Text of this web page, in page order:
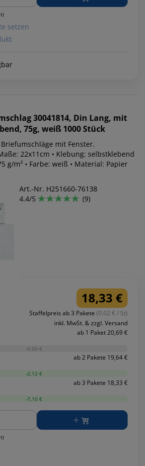
setzen
30041814, Din Lang, mit
75g, weiß 1000 Stück
mit Fenster.
22x11cm • Klebung: selbstklebend
g/m² • Farbe: weiß • Material: Papier
Art.-Nr. H251660-76138
4.4/5
(9)
18,33 €
Staffelpreis ab 3 Pakete (0.02 € / St)
inkl. MwSt. & zzgl. Versand
ab 1 Paket 20,69 €
-0,00 €
ab 2 Pakete 19,64 €
-2,12 €
ab 3 Pakete 18,33 €
-7,10 €